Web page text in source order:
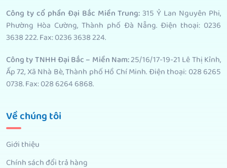
Công ty cổ phần Đại Bắc Miền Trung: 315 Ỷ Lan Nguyên Phi,
Phường Hòa Cường, Thành phố Đà Nẵng. Điện thoại: 0236
3638 222. Fax: 0236 3638 224.
Công ty TNHH Đại Bắc – Miền Nam:25/16/17-19-21 Lê Thị Kỉnh,
Ấp 72, Xã Nhà Bè, Thành phố Hồ Chí Minh. Điện thoại: 028 6265
0738. Fax: 028 6264 6868.
Về chúng tôi
Giới thiệu
Chính sách đổi trả hàng